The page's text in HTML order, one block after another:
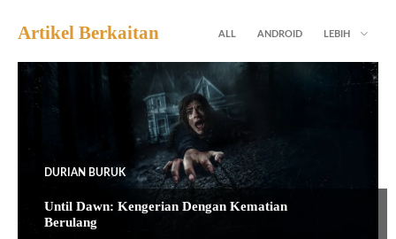
Artikel Berkaitan ALL ANDROID LEBIH
DURIAN BURUK
Until Dawn: Kengerian Dengan Kematian
Berulang